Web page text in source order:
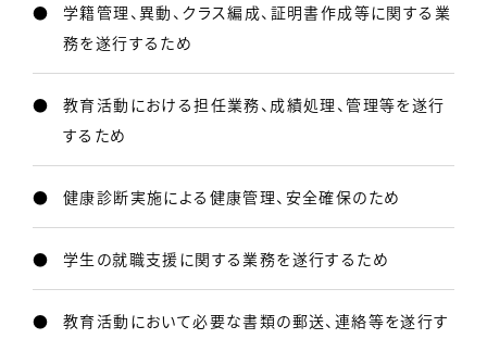
学籍管理、異動、クラス編成、証明書作成等に関する業
務を遂行するため
教育活動における担任業務、成績処理、管理等を遂行
するため
健康診断実施による健康管理、安全確保のため
学生の就職支援に関する業務を遂行するため
教育活動において必要な書類の郵送、連絡等を遂行す